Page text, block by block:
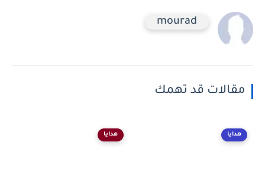
mourad
مقالات قد تهمك
هدايا هدايا